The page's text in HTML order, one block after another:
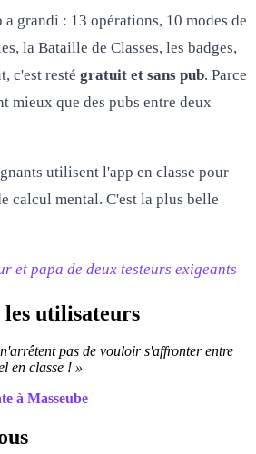
grandi : 13 opérations, 10 modes de
la Bataille de Classes, les badges,
c'est resté gratuit et sans pub. Parce
mieux que des pubs entre deux
utilisent l'app en classe pour
calcul mental. C'est la plus belle
et papa de deux testeurs exigeants
les utilisateurs
pas de vouloir s'affronter entre
en classe ! »
à Masseube